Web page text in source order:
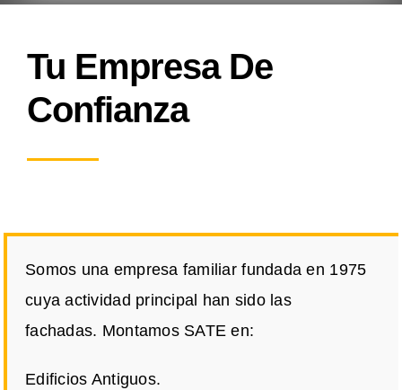
Tu Empresa De
Confianza
Somos una empresa familiar fundada en 1975
cuya actividad principal han sido las
fachadas. Montamos SATE en:
Edificios Antiguos.